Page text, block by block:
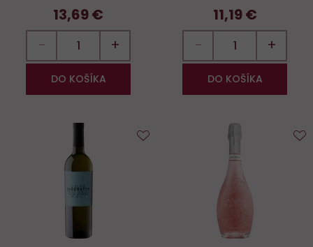
13,69 €
− +
DO KOŠÍKA
11,19 €
− +
DO KOŠÍKA